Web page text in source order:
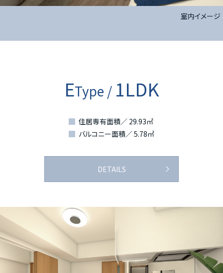
室内イメージ
EType / 1LDK
住居専有面積／ 29.93㎡
バルコニー面積／ 5.78㎡
DETAILS